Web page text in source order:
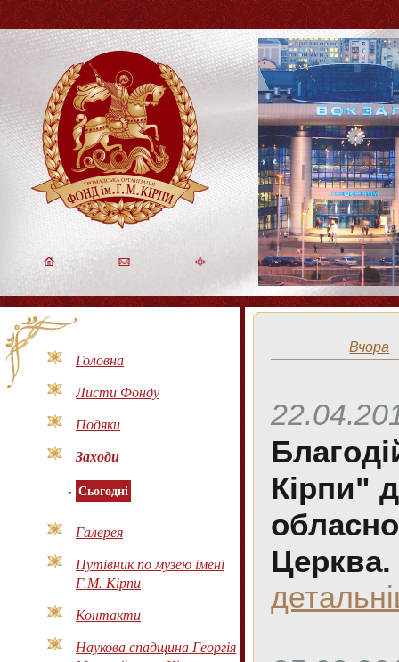
Головна
Листи Фонду
Подяки
Заходи
- Сьогодні
Галерея
Путівник по музею імені
Г.М. Кірпи
Контакти
Наукова спадщина Георгія
Вчора
Кірпи"
Церква.